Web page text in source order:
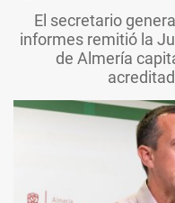
El secretario
informes remitió la
de Almería